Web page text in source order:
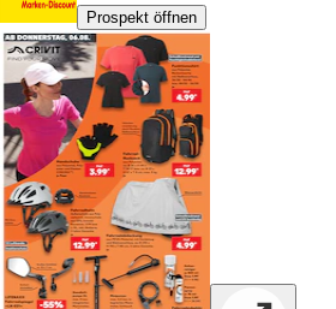
Prospekt öffnen